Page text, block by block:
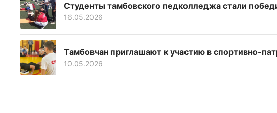
Студенты тамбовского педколледжа стали
16.05.2026
Тамбовчан приглашают к участию в спортивно-
10.05.2026